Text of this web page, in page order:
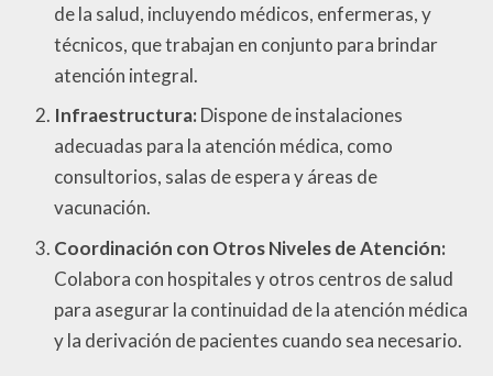
de la salud, incluyendo médicos, enfermeras, y
técnicos, que trabajan en conjunto para brindar
atención integral.
Infraestructura: Dispone de instalaciones
adecuadas para la atención médica, como
consultorios, salas de espera y áreas de
vacunación.
Coordinación con Otros Niveles de Atención:
Colabora con hospitales y otros centros de salud
para asegurar la continuidad de la atención médica
y la derivación de pacientes cuando sea necesario.